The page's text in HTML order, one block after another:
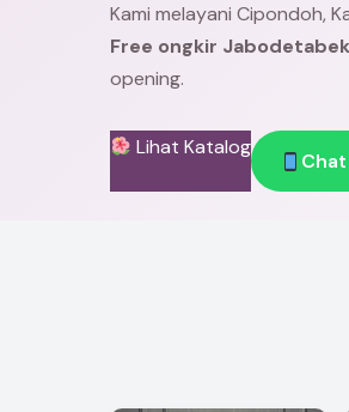
Kami melayani Cipondoh,
Free ongkir Jabodetabek
opening.
Lihat Katalog